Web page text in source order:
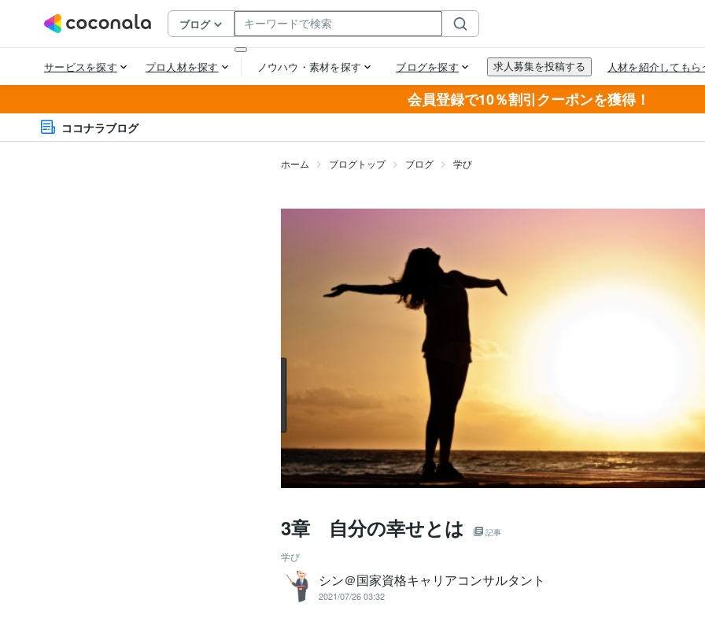
会員登録で10％割引クーポンを獲得！
ココナラブログ
ホーム ブログトップ ブログ 学び
3章 自分の幸せとは 記事
学び
シン＠国家資格キャリアコンサルタント
2021/07/26 03:32